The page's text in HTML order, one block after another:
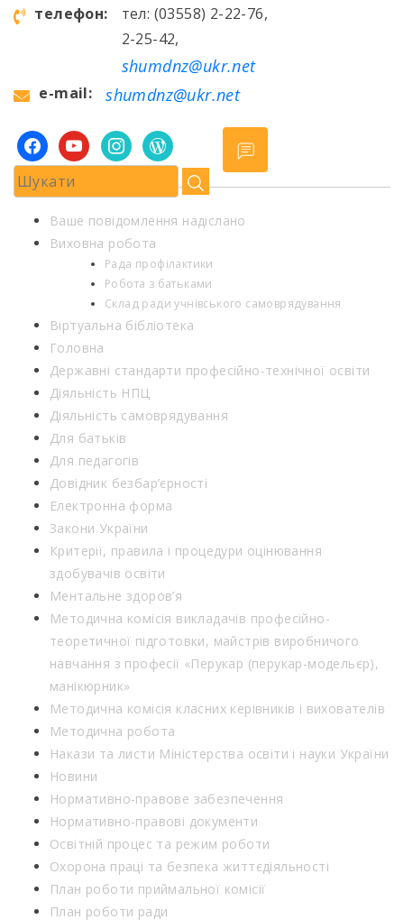
телефон:
тел: (03558) 2-22-76,
2-25-42,
shumdnz@ukr.net
e-mail: shumdnz@ukr.net
facebookyoutubeinstagramwordpress
Ваше повідомлення надіслано
Виховна робота
Рада профілактики
Робота з батьками
Склад ради учнівського самоврядування
Віртуальна бібліотека
Головна
Державні стандарти професійно-технічної освіти
Діяльність НПЦ
Діяльність самоврядування
Для батьків
Для педагогів
Довідник безбар’єрності
Електронна форма
Закони України
Критерії, правила і процедури оцінювання
здобувачів освіти
Ментальне здоров’я
Методична комісія викладачів професійно-
теоретичної підготовки, майстрів виробничого
навчання з професії «Перукар (перукар-модельєр),
манікюрник»
Методична комісія класних керівників і вихователів
Методична робота
Накази та листи Міністерства освіти і науки України
Новини
Нормативно-правове забезпечення
Нормативно-правові документи
Освітній процес та режим роботи
Охорона праці та безпека життєдіяльності
План роботи приймальної комісії
План роботи ради